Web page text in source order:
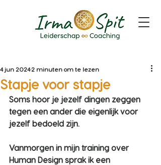
Stapje voor stapje
4 jun 20242 minuten om te lezen
Soms hoor je jezelf dingen zeggen
tegen een ander die eigenlijk voor
jezelf bedoeld zijn.
Vanmorgen in mijn training over
Human Design sprak ik een